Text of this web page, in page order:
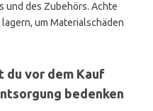
und des Zubehörs. Achte
um Materialschäden
du vor dem Kauf
bedenken